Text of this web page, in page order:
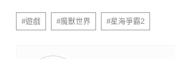
#遊戲 #魔獸世界 #星海爭霸2